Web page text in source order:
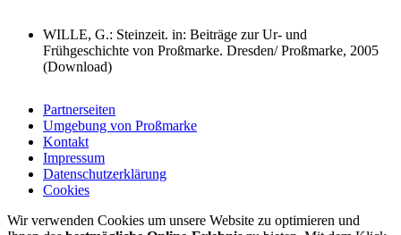
WILLE, G.: Steinzeit. in: Beiträge zur Ur- und
Frühgeschichte von Proßmarke. Dresden/ Proßmarke, 2005
(Download)
Partnerseiten
Umgebung von Proßmarke
Kontakt
Impressum
Datenschutzerklärung
Cookies
Wir verwenden Cookies um unsere Website zu optimieren und